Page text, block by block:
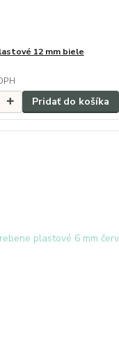
12 mm biele
Pridať do košíka